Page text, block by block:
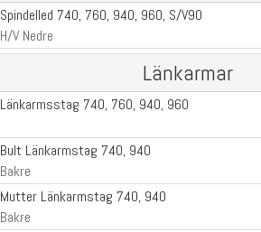
Spindelled 740, 760, 940, 960, S/V90
H/V Nedre
Länkarmar
Länkarmsstag 740, 760, 940, 960
Bult Länkarmstag 740, 940
Bakre
Mutter Länkarmstag 740, 940
Bakre